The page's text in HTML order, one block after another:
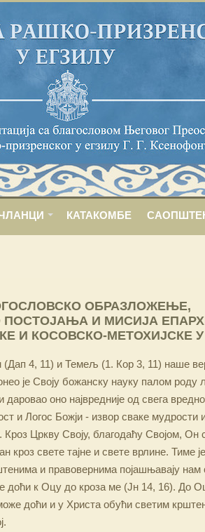
КАТАКОМБЕ
ОБРАЗЛОЖЕЊЕ,
И МИСИЈА
И КОСОВСКО-МЕТОХИЈСКЕ
(Дап 4, 11) и Темељ (1. Кор 3, 11) наше
је Своју божанску науку палом
даровао оно највредније од свега
и Логос Божји - извор сваке
Цркву Своју, благодаћу Својом, Он
свете тајне и свете врлине. Тиме
и правовернима појашњавају
доћи к Оцу до кроза ме (Јн 14, 16). До
доћи и у Христа обући светим